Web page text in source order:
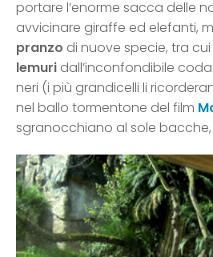
portare l’enorme sacca delle
avvicinare giraffe ed elefanti,
pranzo di nuove specie, tra
lemuri dall’inconfondibile
neri (i più grandicelli li
nel ballo tormentone del film
sgranocchiano al sole